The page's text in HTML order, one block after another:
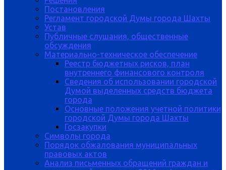
Постановления
Регламент городской Думы города Шахты
Устав
Публичные слушания, общественные
обсуждения
Материально-техническое обеспечение
Реестр бюджетных рисков, план
внутреннего финансового контроля
Сведения об использовании городской
Думой выделенных средств бюджета
города
Основные положения учетной политики
городской Думы города Шахты
Госзакупки
Символы города
Порядок обжалования муниципальных
правовых актов
Анализ письменных обращений граждан и